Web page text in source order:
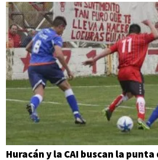
Huracán y la CAI buscan la punta